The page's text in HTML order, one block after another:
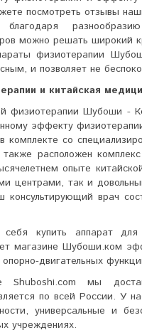
посмотреть отзывы
благодаря
можно решать широкий
физиотерапии
и позволяет не
и китайская
физиотерапии Шубоши -
эффекту
комплекте со
расположен
опыте
центрами, так и
консультирующий врач
купить аппарат
магазине Шубоши.ком
двигательных
Shuboshi.com мы
по всей России. У
универсальные и
учреждениях.